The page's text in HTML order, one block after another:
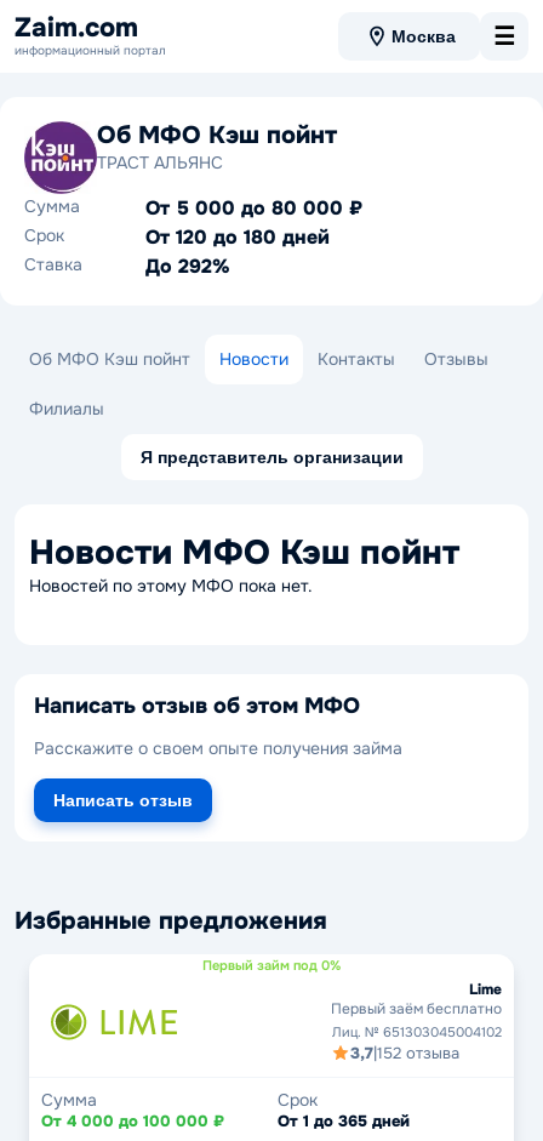
Zaim.com
информационный портал
Москва ☰
Об МФО Кэш пойнт
ТРАСТ АЛЬЯНС
Сумма
От 5 000 до 80 000 ₽
Срок От 120 до 180 дней
Ставка До 292%
Об МФО Кэш пойнт Новости Контакты Отзывы
Филиалы
Я представитель организации
Новости МФО Кэш пойнт
Новостей по этому МФО пока нет.
Написать отзыв об этом МФО
Расскажите о своем опыте получения займа
Написать отзыв
Избранные предложения
Первый займ под 0%
Lime
Первый заём бесплатно
Лиц. № 651303045004102
3,7|152 отзыва
Сумма
От 4 000 до 100 000 ₽
Срок
От 1 до 365 дней